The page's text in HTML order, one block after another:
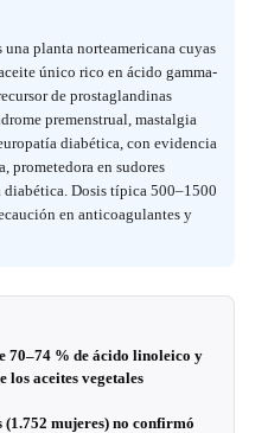
planta norteamericana cuyas
único rico en ácido gamma-
de prostaglandinas
premenstrual, mastalgia
diabética, con evidencia
prometedora en sudores
Dosis típica 500–1500
en anticoagulantes y
70–74 % de ácido linoleico y
los aceites vegetales
(1.752 mujeres) no confirmó